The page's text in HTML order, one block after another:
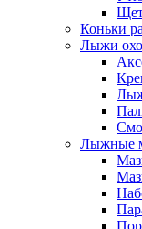
Коньки
Лыжи
Лыжные